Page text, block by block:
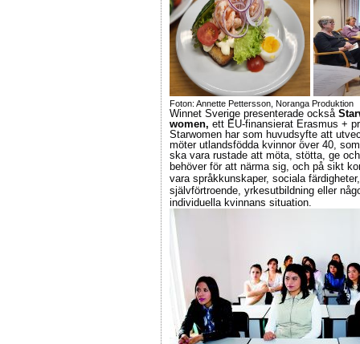
Foton: Annette Pettersson, Noranga Produktion
Winnet Sverige presenterade också
women, ett EU-finansierat Erasmus +
Starwomen har som huvudsyfte att
möter utlandsfödda kvinnor över 40,
ska vara rustade att möta, stötta, ge
behöver för att närma sig, och på sikt
vara språkkunskaper, sociala
självförtroende, yrkesutbildning eller
individuella kvinnans situation.